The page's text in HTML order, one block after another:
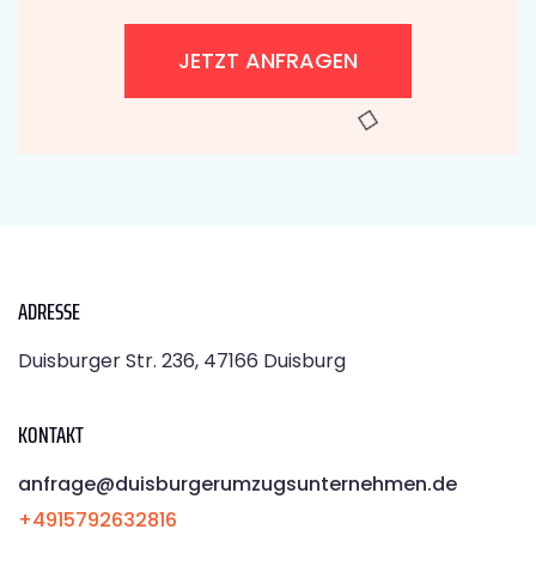
JETZT ANFRAGEN
ADRESSE
Duisburger Str. 236, 47166 Duisburg
KONTAKT
anfrage@duisburgerumzugsunternehmen.de
+4915792632816